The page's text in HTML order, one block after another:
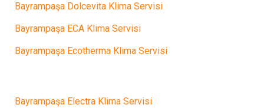
Bayrampaşa Dolcevita Klima Servisi
Bayrampaşa ECA Klima Servisi
Bayrampaşa Ecotherma Klima Servisi
Bayrampaşa Electra Klima Servisi